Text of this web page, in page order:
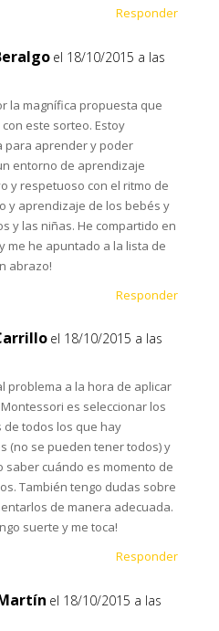
Responder
el 18/10/2015 a las
la magnífica propuesta que
este sorteo. Estoy
para aprender y poder
entorno de aprendizaje
y respetuoso con el ritmo de
y aprendizaje de los bebés y
y las niñas. He compartido en
me he apuntado a la lista de
abrazo!
Responder
el 18/10/2015 a las
problema a la hora de aplicar
es seleccionar los
de todos los que hay
(no se pueden tener todos) y
saber cuándo es momento de
También tengo dudas sobre
de manera adecuada.
suerte y me toca!
Responder
el 18/10/2015 a las